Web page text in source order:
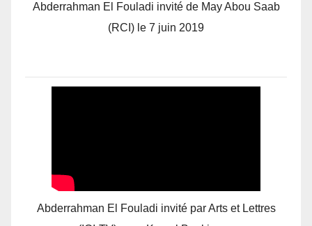
Abderrahman El Fouladi invité de May Abou Saab
(RCI) le 7 juin 2019
Abderrahman El Fouladi invité par Arts et Lettres